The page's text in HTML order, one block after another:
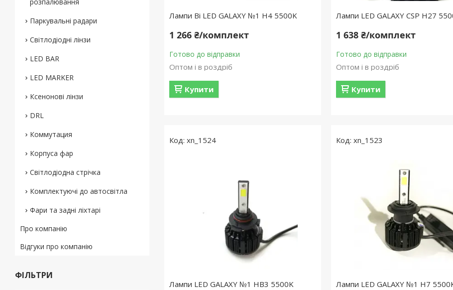
Лампи Bі LED GALAXY №1 H4 5500K
1 266 ₴/комплект
Готово до відправки
Оптом і в роздріб
Купити
Лампи LED GALAXY CSP H27
1 638 ₴/комплект
Готово до відправки
Оптом і в роздріб
Купити
xn_1524
Лампи LED GALAXY №1 HB3 5500K
xn_1523
Лампи LED GALAXY №1 H7
розпалювання
Паркувальні радари
Світлодіодні лінзи
LED BAR
LED MARKER
Ксенонові лінзи
DRL
Коммутация
Корпуса фар
Світлодіодна стрічка
Комплектуючі до автосвітла
Фари та задні ліхтарі
Про компанію
Відгуки про компанію
ФІЛЬТРИ